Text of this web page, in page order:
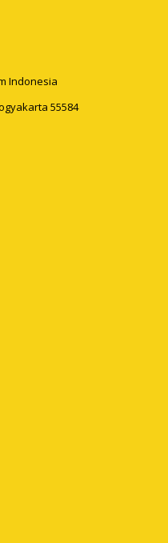
Indonesia
55584